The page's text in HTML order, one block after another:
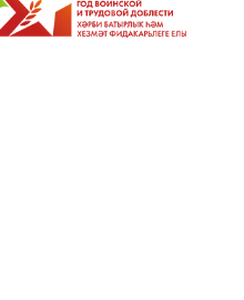
Реклама Онлайн